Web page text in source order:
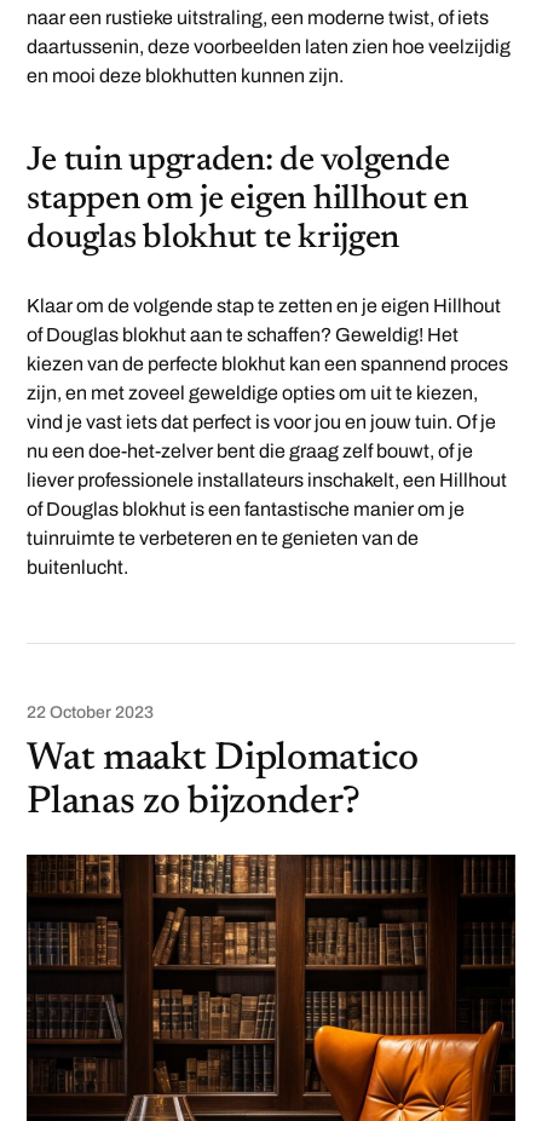
naar een rustieke uitstraling, een moderne twist, of iets
daartussenin, deze voorbeelden laten zien hoe veelzijdig
en mooi deze blokhutten kunnen zijn.
Je tuin upgraden: de volgende
stappen om je eigen hillhout en
douglas blokhut te krijgen
Klaar om de volgende stap te zetten en je eigen Hillhout
of Douglas blokhut aan te schaffen? Geweldig! Het
kiezen van de perfecte blokhut kan een spannend proces
zijn, en met zoveel geweldige opties om uit te kiezen,
vind je vast iets dat perfect is voor jou en jouw tuin. Of je
nu een doe-het-zelver bent die graag zelf bouwt, of je
liever professionele installateurs inschakelt, een Hillhout
of Douglas blokhut is een fantastische manier om je
tuinruimte te verbeteren en te genieten van de
buitenlucht.
22 October 2023
Wat maakt Diplomatico
Planas zo bijzonder?